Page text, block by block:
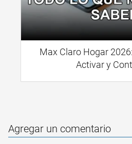
Max Claro Hogar
Activar y
Agregar un comentario